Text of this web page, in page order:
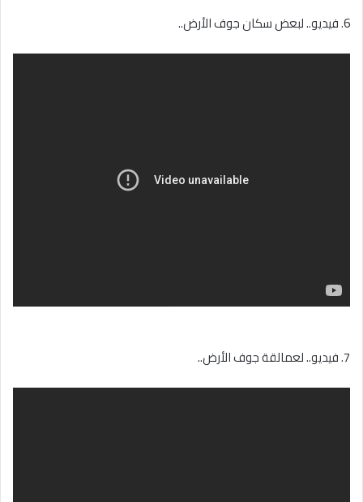
6. فيديو.. لبعض سكان جوف الأرض..
7. فيديو.. لعمالقة جوف الأرض..